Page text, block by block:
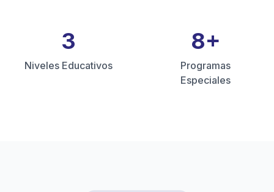
3
Niveles Educativos
8+
Programas
Especiales